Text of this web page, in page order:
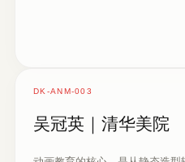
DK-ANM-003
吴冠英｜清华美院